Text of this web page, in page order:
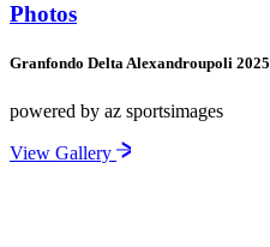
Photos
Granfondo Delta Alexandroupoli 2025
powered by az sportsimages
View Gallery